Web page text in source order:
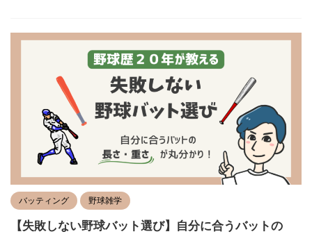
バッティング 野球雑学
【失敗しない野球バット選び】自分に合うバットの